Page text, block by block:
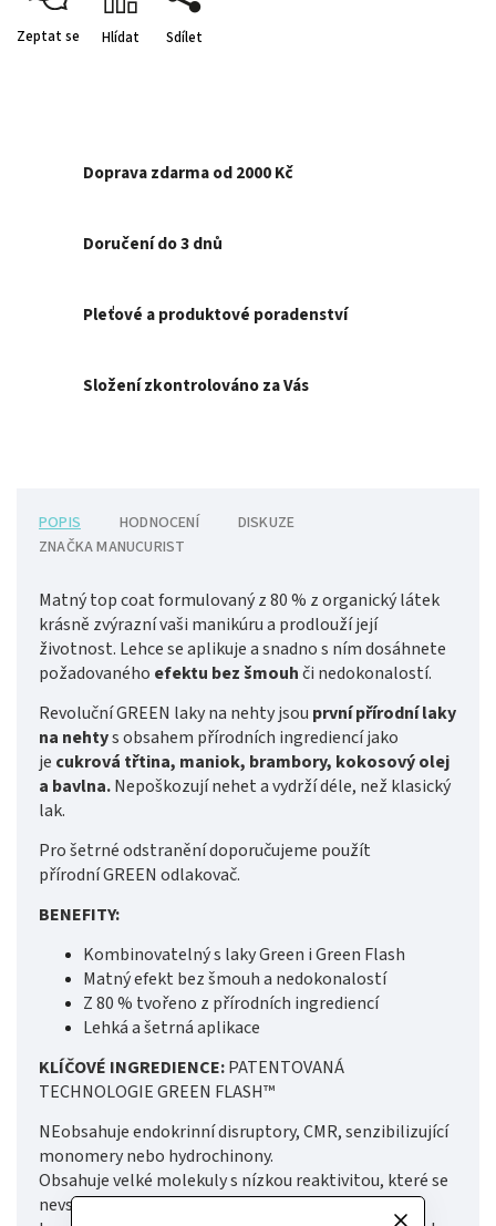
Zeptat se Hlídat Sdílet
Doprava zdarma od 2000 Kč
Doručení do 3 dnů
Pleťové a produktové poradenství
Složení zkontrolováno za Vás
POPIS HODNOCENÍ
DISKUZE
ZNAČKAMANUCURIST
Matný top coat formulovaný z 80 % z organický látek
krásně zvýrazní vaši manikúru a prodlouží její
životnost. Lehce se aplikuje a snadno s ním dosáhnete
požadovaného efektu bez šmouhči nedokonalostí.
Revoluční GREEN laky na nehty jsou první přírodní laky
na nehtys obsahem přírodních ingrediencí jako
je cukrová třtina, maniok, brambory, kokosový olej
a bavlna.Nepoškozují nehet a vydrží déle, než klasický
lak.
Pro šetrné odstranění doporučujeme použít
přírodní GREEN odlakovač.
BENEFITY:
Kombinovatelný s laky Green i Green Flash
Matný efekt bez šmouh a nedokonalostí
Z 80 % tvořeno z přírodních ingrediencí
Lehká a šetrná aplikace
KLÍČOVÉ INGREDIENCE:PATENTOVANÁ
TECHNOLOGIE GREEN FLASH™
NEobsahuje endokrinní disruptory, CMR, senzibilizující
monomery nebo hydrochinony.
Obsahuje velké molekuly s nízkou reaktivitou, které se
nevstřebávají přímo do kůže a nevyvolávají alergie.